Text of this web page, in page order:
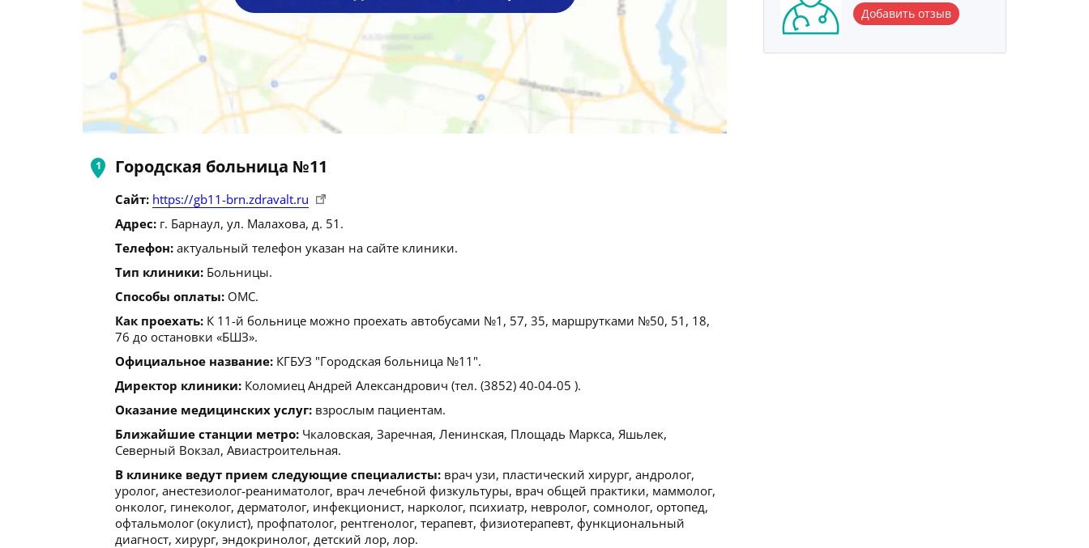
Городская больница №11
Сайт: https://gb11-brn.zdravalt.ru
Адрес: г. Барнаул, ул. Малахова, д. 51.
Телефон: актуальный телефон указан на сайте клиники.
Тип клиники: Больницы.
Способы оплаты: ОМС.
Как проехать: К 11-й больнице можно проехать автобусами №1, 57, 35, маршрутками №50, 51, 18,
76 до остановки «БШЗ».
Официальное название: КГБУЗ "Городская больница №11".
Директор клиники: Коломиец Андрей Александрович (тел. (3852) 40-04-05 ).
Оказание медицинских услуг: взрослым пациентам.
Ближайшие станции метро: Чкаловская, Заречная, Ленинская, Площадь Маркса, Яшьлек,
Северный Вокзал, Авиастроительная.
В клинике ведут прием следующие специалисты: врач узи, пластический хирург, андролог,
уролог, анестезиолог-реаниматолог, врач лечебной физкультуры, врач общей практики, маммолог,
онколог, гинеколог, дерматолог, инфекционист, нарколог, психиатр, невролог, сомнолог, ортопед,
офтальмолог (окулист), профпатолог, рентгенолог, терапевт, физиотерапевт, функциональный
диагност, хирург, эндокринолог, детский лор, лор.
Добавить отзыв